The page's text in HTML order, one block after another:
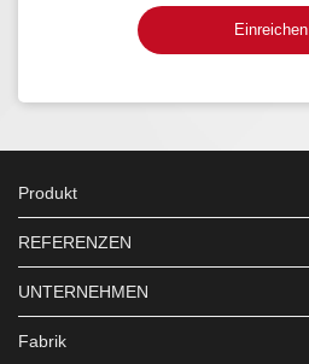
Einreichen
Produkt
REFERENZEN
UNTERNEHMEN
Fabrik